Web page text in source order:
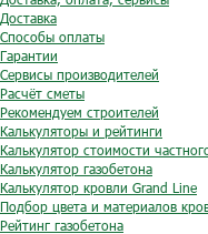
Доставка
Способы оплаты
Гарантии
Сервисы производителей
Расчёт сметы
Рекомендуем строителей
Калькуляторы и рейтинги
Калькулятор стоимости
Калькулятор газобетона
Калькулятор кровли Grand Line
Подбор цвета и материалов
Рейтинг газобетона